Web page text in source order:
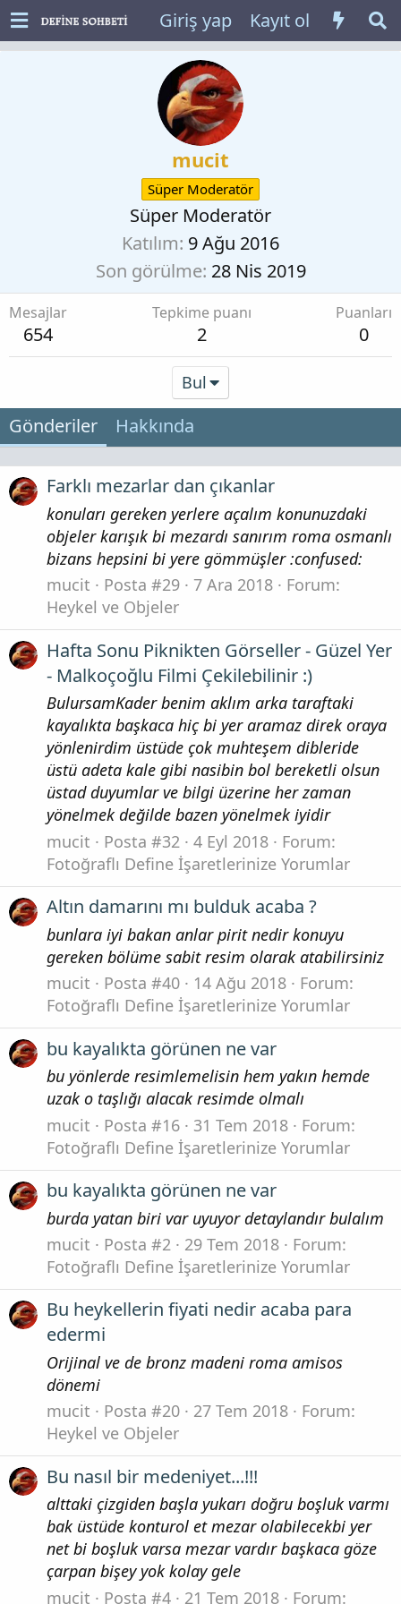
Giriş yap Kayıt ol
mucit
Süper Moderatör
Süper Moderatör
Katılım 9 Ağu 2016
Son görülme 28 Nis 2019
Mesajlar
654
Tepkime puanı
2
Puanları
0
Bul
Gönderiler Hakkında
Farklı mezarlar dan çıkanlar
konuları gereken yerlere açalım konunuzdaki
objeler karışık bi mezardı sanırım roma osmanlı
bizans hepsini bi yere gömmüşler :confused:
mucit
Posta #29 7 Ara 2018
Forum:
Heykel ve Objeler
Hafta Sonu Piknikten Görseller - Güzel Yer
- Malkoçoğlu Filmi Çekilebilinir :)
BulursamKader benim aklım arka taraftaki
kayalıkta başkaca hiç bi yer aramaz direk oraya
yönlenirdim üstüde çok muhteşem dibleride
üstü adeta kale gibi nasibin bol bereketli olsun
üstad duyumlar ve bilgi üzerine her zaman
yönelmek değilde bazen yönelmek iyidir
mucit
Posta #32 4 Eyl 2018
Forum:
Fotoğraflı Define İşaretlerinize Yorumlar
Altın damarını mı bulduk acaba ?
bunlara iyi bakan anlar pirit nedir konuyu
gereken bölüme sabit resim olarak atabilirsiniz
mucit
Posta #40 14 Ağu 2018
Forum:
Fotoğraflı Define İşaretlerinize Yorumlar
bu kayalıkta görünen ne var
bu yönlerde resimlemelisin hem yakın hemde
uzak o taşlığı alacak resimde olmalı
mucit
Posta #16 31 Tem 2018
Forum:
Fotoğraflı Define İşaretlerinize Yorumlar
bu kayalıkta görünen ne var
burda yatan biri var uyuyor detaylandır bulalım
mucit
Posta #2 29 Tem 2018
Forum:
Fotoğraflı Define İşaretlerinize Yorumlar
Bu heykellerin fiyati nedir acaba para
edermi
Orijinal ve de bronz madeni roma amisos
dönemi
mucit
Posta #20 27 Tem 2018
Forum:
Heykel ve Objeler
Bu nasıl bir medeniyet...!!!
alttaki çizgiden başla yukarı doğru boşluk varmı
bak üstüde konturol et mezar olabilecekbi yer
net bi boşluk varsa mezar vardır başkaca göze
çarpan bişey yok kolay gele
mucit
Posta #4 21 Tem 2018 Forum: